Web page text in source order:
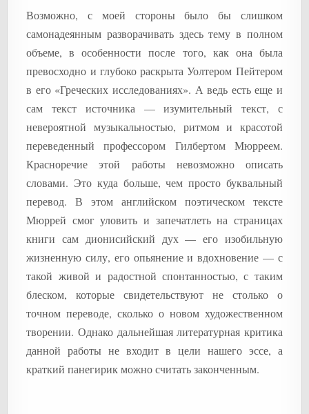
Возможно, с моей стороны было бы слишком
самонадеянным разворачивать здесь тему в полном
объеме, в особенности после того, как она была
превосходно и глубоко раскрыта Уолтером Пейтером
в его «Греческих исследованиях». А ведь есть еще и
сам текст источника — изумительный текст, с
невероятной музыкальностью, ритмом и красотой
переведенный профессором Гилбертом Мюрреем.
Красноречие этой работы невозможно описать
словами. Это куда больше, чем просто буквальный
перевод. В этом английском поэтическом тексте
Мюррей смог уловить и запечатлеть на страницах
книги сам дионисийский дух — его изобильную
жизненную силу, его опьянение и вдохновение — с
такой живой и радостной спонтанностью, с таким
блеском, которые свидетельствуют не столько о
точном переводе, сколько о новом художественном
творении. Однако дальнейшая литературная критика
данной работы не входит в цели нашего эссе, а
краткий панегирик можно считать законченным.